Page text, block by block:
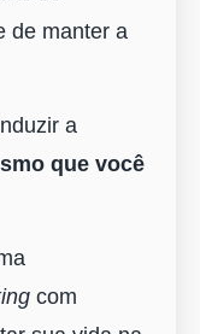
de manter a
a
que você
com